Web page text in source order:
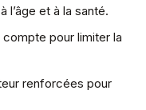
l’âge et à la santé.
pour limiter la
renforcées pour